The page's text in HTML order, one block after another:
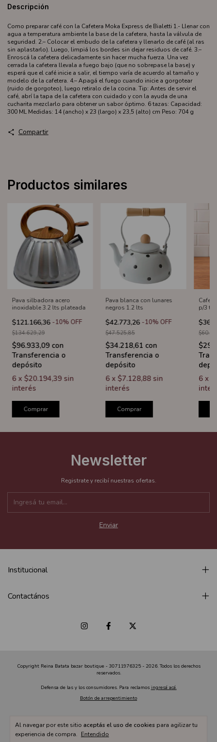
Al navegar por este sitio aceptás el uso de cookies para agilizar tu
experiencia de compra. Entendido
Descripción
Como preparar café con la Cafetera Moka Express de Bialetti 1.- Llenar con
agua a temperatura ambiente la base de la cafetera, hasta la válvula de
seguridad. 2.– Colocar el embudo de la cafetera y llenarlo de café (al ras
sin aplastarlo). Luego, limpiá los bordes sin dejar residuos de café. 3.–
Enroscá la cafetera delicadamente sin hacer mucha fuerza. Una vez
cerrada la cafetera llevala a fuego bajo (que no sobrepase la base) y
esperá que el café inicie a salir, el tiempo varía de acuerdo al tamaño y
modelo de la cafetera. 4.– Apagá el fuego cuando inicie a gorgotear
(ruido de gorgoteo), luego retiralo de la cocina. Tip: Antes de servir el
café, abrí la tapa de la cafetera con cuidado y con la ayuda de una
cucharita mezclarlo para obtener un sabor óptimo. 6 tazas: Capacidad:
300 ML Medidas: 14 (ancho) x 23 (largo) x 23,5 (alto) cm Peso: 704 g
Compartir
Productos similares
Pava silbadora acero
inoxidable 3.2 lts plateada
$121.166,36 -10% OFF
$134.629,29
$96.933,09 con
Transferencia o
depósito
6 x $20.194,39 sin
interés
Comprar
Pava blanca con lunares
negros 1.2 lts
$42.773,26 -10% OFF
$47.525,85
$34.218,61 con
Transferencia o
depósito
6 x $7.128,88 sin
interés
Comprar
p/3
6 x
Newsletter
Registrate y recibí nuestras ofertas.
Institucional
Contactános
Copyright Reina Batata bazar boutique - 30711976325 - 2026. Todos los derechos
reservados.
Defensa de las y los consumidores. Para reclamos ingresá acá.
Botón de arrepentimiento